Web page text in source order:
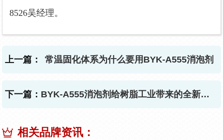
8526吴经理。
上一篇： 常温固化体系为什么要用BYK-A555消泡剂
下一篇： BYK-A555消泡剂给树脂工业带来的全新体验
相关品牌资讯：